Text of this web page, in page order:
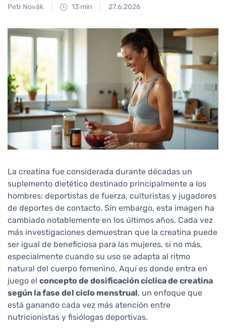
Petr Novák 13 min 27.6.2026
La creatina fue considerada durante décadas un
suplemento dietético destinado principalmente a los
hombres: deportistas de fuerza, culturistas y jugadores
de deportes de contacto. Sin embargo, esta imagen ha
cambiado notablemente en los últimos años. Cada vez
más investigaciones demuestran que la creatina puede
ser igual de beneficiosa para las mujeres, si no más,
especialmente cuando su uso se adapta al ritmo
natural del cuerpo femenino. Aquí es donde entra en
juego el concepto de dosificación cíclica de creatina
según la fase del ciclo menstrual, un enfoque que
está ganando cada vez más atención entre
nutricionistas y fisiólogas deportivas.